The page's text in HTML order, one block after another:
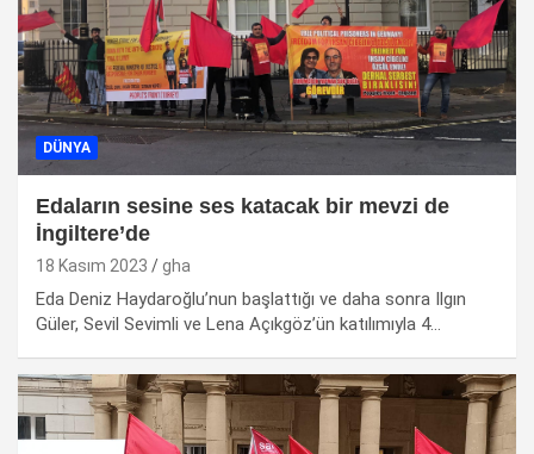
DÜNYA
Edaların sesine ses katacak bir mevzi de
İngiltere’de
18 Kasım 2023 gha
Eda Deniz Haydaroğlu’nun başlattığı ve daha sonra Ilgın
Güler, Sevil Sevimli ve Lena Açıkgöz’ün katılımıyla 4…